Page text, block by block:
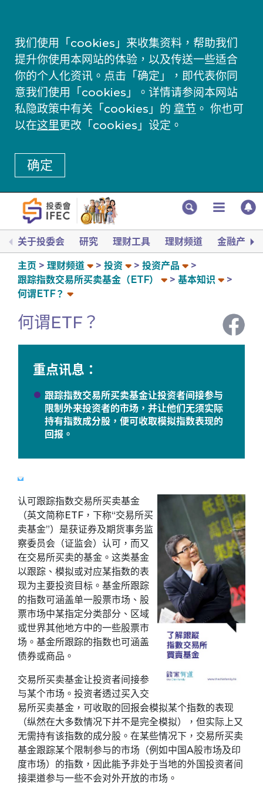
我们使用「cookies」来收集资料，帮助我们
提升你使用本网站的体验，以及传送一些适合
你的个人化资讯。点击「确定」，即代表你同
意我们使用「cookies」。详情请参阅本网站
私隐政策中有关「cookies」的 章节 。 你也可
以在这里更改「cookies」设定。
确定
关于投委会 研究 理财工具 理财频道 金融产品
主页 理财频道 投资
投资产品
跟踪指数交易所买卖基金（ETF）
基本知识
何谓ETF？
何谓ETF？
重点讯息：
跟踪指数交易所买卖基金让投资者间接参与
限制外来投资者的市场，并让他们无须实际
持有指数成分股，便可收取模拟指数表现的
回报。
认可跟踪指数交易所买卖基金
（英文简称ETF，下称“交易所买
卖基金”）是获证券及期货事务监
察委员会（证监会）认可，而又
在交易所买卖的基金。这类基金
以跟踪、模拟或对应某指数的表
现为主要投资目标。基金所跟踪
的指数可涵盖单一股票市场、股
票市场中某指定分类部分、区域
或世界其他地方中的一些股票市
场。基金所跟踪的指数也可涵盖
债券或商品。
交易所买卖基金让投资者间接参
与某个市场。投资者透过买入交
易所买卖基金，可收取的回报会模拟某个指数的表现
（纵然在大多数情况下并不是完全模拟），但实际上又
无需持有该指数的成分股。在某些情况下，交易所买卖
基金跟踪某个限制参与的市场（例如中国A股市场及印
度市场）的指数，因此能予非处于当地的外国投资者间
接渠道参与一些不会对外开放的市场。